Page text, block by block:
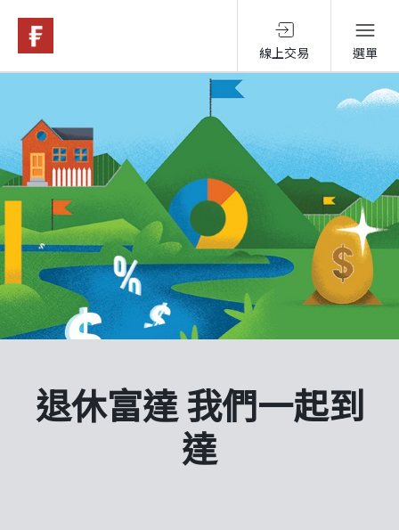
線上交易 選單
永續投資
投資洞見
投資解決方案
關於富達
企業永續
退休富達 我們一起到
達